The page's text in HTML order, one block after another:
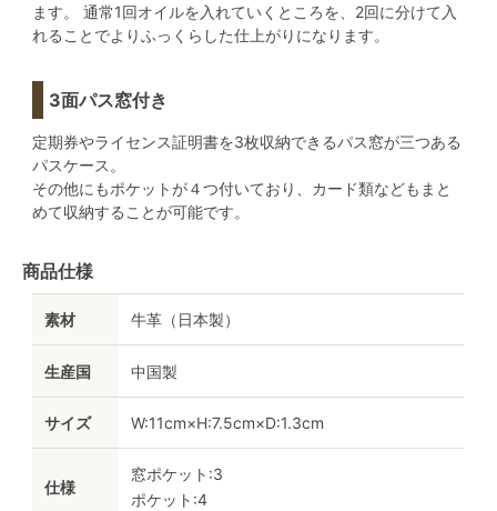
ます。 通常1回オイルを入れていくところを、2回に分けて入
れることでよりふっくらした仕上がりになります。
3面パス窓付き
定期券やライセンス証明書を3枚収納できるパス窓が三つある
パスケース。
その他にもポケットが４つ付いており、カード類などもまと
めて収納することが可能です。
商品仕様
素材 牛革（日本製）
生産国 中国製
サイズ W:11cm×H:7.5cm×D:1.3cm
仕様
窓ポケット:3
ポケット:4